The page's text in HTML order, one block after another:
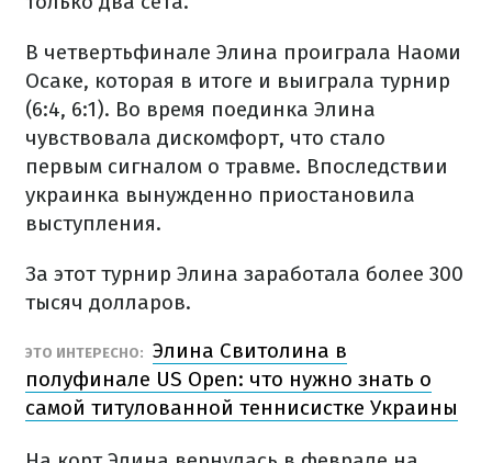
В четвертьфинале Элина проиграла Наоми
Осаке, которая в итоге и выиграла турнир
(6:4, 6:1). Во время поединка Элина
чувствовала дискомфорт, что стало
первым сигналом о травме. Впоследствии
украинка вынужденно приостановила
выступления.
За этот турнир Элина заработала более 300
тысяч долларов.
ЭТО ИНТЕРЕСНО: Элина Свитолина в
полуфинале US Open: что нужно знать о
самой титулованной теннисистке Украины